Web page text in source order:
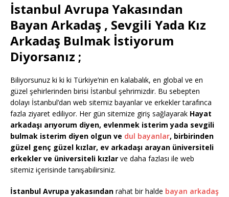
İstanbul Avrupa Yakasından
Bayan Arkadaş , Sevgili Yada Kız
Arkadaş Bulmak İstiyorum
Diyorsanız ;
Biliyorsunuz ki ki ki Türkiye’nin en kalabalık, en global ve en
güzel şehirlerinden birisi İstanbul şehrimizdir. Bu sebepten
dolayı İstanbul’dan web sitemiz bayanlar ve erkekler tarafınca
fazla ziyaret ediliyor. Her gün sitemize giriş sağlayarak Hayat
arkadaşı arıyorum diyen, evlenmek isterim yada sevgili
bulmak isterim diyen olgun ve dul bayanlar, birbirinden
güzel genç güzel kızlar, ev arkadaşı arayan üniversiteli
erkekler ve üniversiteli kızlar ve daha fazlası ile web
sitemiz içerisinde tanışabilirsiniz.
İstanbul Avrupa yakasından rahat bir halde bayan arkadaş